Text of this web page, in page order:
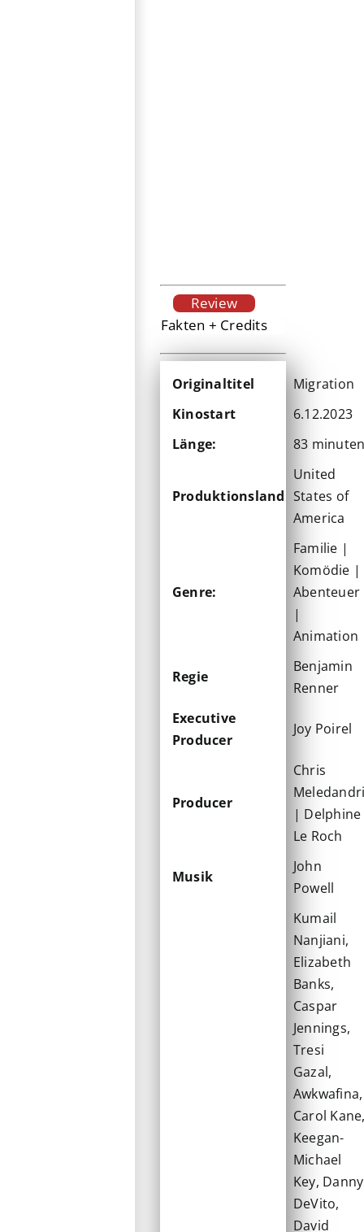
Review
Fakten + Credits
Originaltitel
Migration
Kinostart
6.12.2023
Länge:
83
Produktionsland
United
States of
America
Genre:
Familie |
Komödie |
Abenteuer
|
Animation
Regie
Benjamin
Renner
Executive
Producer
Joy Poirel
Producer
Chris
| Delphine
Le Roch
Musik
John
Powell
Kumail
Nanjiani,
Elizabeth
Banks,
Caspar
Jennings,
Tresi
Gazal,
Awkwafina,
Carol
Keegan-
Michael
Key, Danny
DeVito,
David